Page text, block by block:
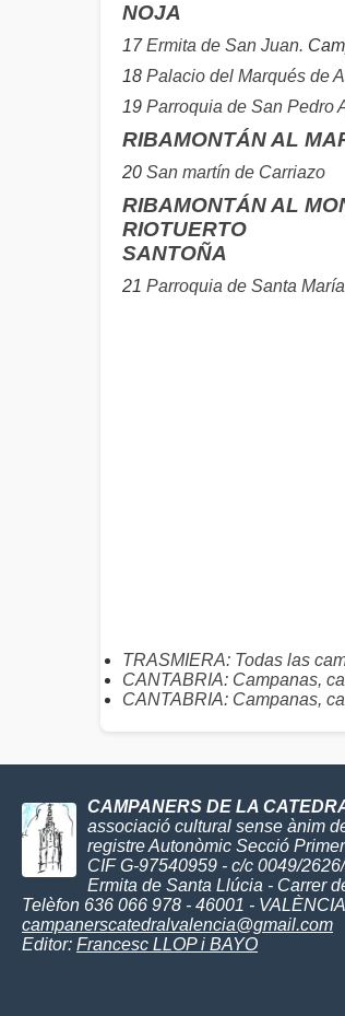
NOJA
17Ermita de San Juan.
18 Palacio del Marqués de
19 Parroquia de San Pedro
RIBAMONTÁN AL
20 San martín de Carriazo
RIBAMONTÁN AL
RIOTUERTO
SANTOÑA
21 Parroquia de Santa
TRASMIERA: Todas las
CANTABRIA: Campanas,
CANTABRIA: Campanas,
CAMPANERS DE LA
associació cultural sense ànim
registre Autonòmic Secció
CIF G-97540959 - c/c 0049/
Ermita de Santa Llúcia - Carrer
Telèfon 636 066 978 - 46001 - VALÈNCIA
campanerscatedralvalencia@gmail.com
Editor: Francesc LLOP i BAYO